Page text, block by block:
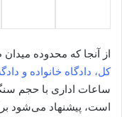
از آنجا که محدوده
کل، دادگاه خانواده و
ساعات اداری با حجم
است، پیشنهاد می‌شود